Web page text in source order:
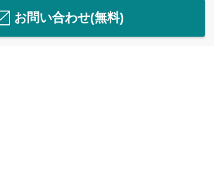
お問い合わせ(無料)